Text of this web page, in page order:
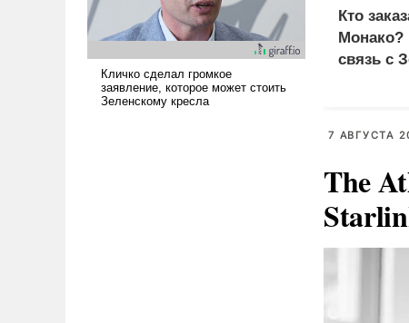
перед Китаем.
Кто
Монако?
связь с
7 АВГУСТА
The